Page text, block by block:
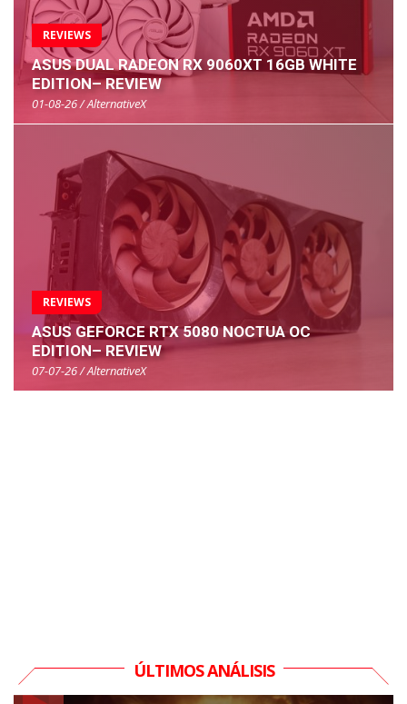
REVIEWS
ASUS DUAL RADEON RX 9060XT 16GB WHITE
EDITION– REVIEW
01-08-26 / AlternativeX
REVIEWS
ASUS GEFORCE RTX 5080 NOCTUA OC
EDITION– REVIEW
07-07-26 / AlternativeX
ÚLTIMOS ANÁLISIS